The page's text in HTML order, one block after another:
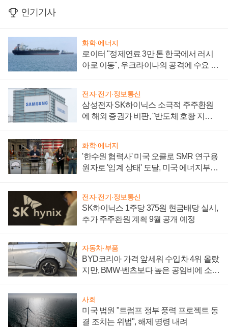
인기기사
화학·에너지
로이터 "정제연료 3만 톤 한국에서 러시
아로 이동", 우크라이나의 공격에 수요 늘
전자·전기·정보통신
삼성전자 SK하이닉스 소극적 주주환원
에 해외 증권가 비판, "반도체 호황 지속
화학·에너지
'한수원 협력사' 미국 오클로 SMR 연구용
원자로 '임계 상태' 도달, 미국 에너지부
전자·전기·정보통신
SK하이닉스 1주당 375원 현금배당 실시,
추가 주주환원 계획 9월 공개 예정
자동차·부품
BYD코리아 가격 앞세워 수입차 4위 올랐
지만, BMW·벤츠보다 높은 공임비에 소비
사회
미국 법원 "트럼프 정부 풍력 프로젝트 동
결 조치는 위법", 해제 명령 내려